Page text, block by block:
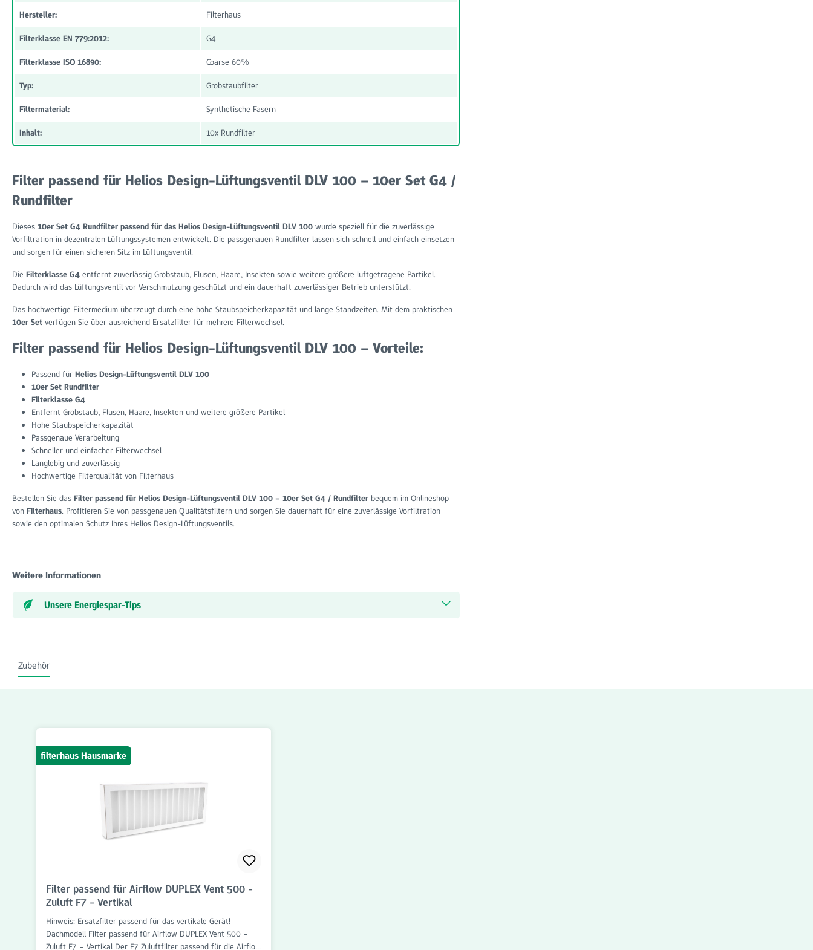
Hersteller: Filterhaus
Filterklasse EN 779:2012: G4
Filterklasse ISO 16890: Coarse 60%
Typ: Grobstaubfilter
Filtermaterial: Synthetische Fasern
Inhalt: 10x Rundfilter
Filter passend für Helios Design-Lüftungsventil DLV 100 – 10er Set G4 /
Rundfilter
Dieses 10er Set G4 Rundfilter passend für das Helios Design-Lüftungsventil DLV 100 wurde speziell für die zuverlässige
Vorfiltration in dezentralen Lüftungssystemen entwickelt. Die passgenauen Rundfilter lassen sich schnell und einfach einsetzen
und sorgen für einen sicheren Sitz im Lüftungsventil.
Die Filterklasse G4 entfernt zuverlässig Grobstaub, Flusen, Haare, Insekten sowie weitere größere luftgetragene Partikel.
Dadurch wird das Lüftungsventil vor Verschmutzung geschützt und ein dauerhaft zuverlässiger Betrieb unterstützt.
Das hochwertige Filtermedium überzeugt durch eine hohe Staubspeicherkapazität und lange Standzeiten. Mit dem praktischen
10er Set verfügen Sie über ausreichend Ersatzfilter für mehrere Filterwechsel.
Filter passend für Helios Design-Lüftungsventil DLV 100 – Vorteile:
Passend für Helios Design-Lüftungsventil DLV 100
10er Set Rundfilter
Filterklasse G4
Entfernt Grobstaub, Flusen, Haare, Insekten und weitere größere Partikel
Hohe Staubspeicherkapazität
Passgenaue Verarbeitung
Schneller und einfacher Filterwechsel
Langlebig und zuverlässig
Hochwertige Filterqualität von Filterhaus
Bestellen Sie das Filter passend für Helios Design-Lüftungsventil DLV 100 – 10er Set G4 / Rundfilter bequem im Onlineshop
von Filterhaus. Profitieren Sie von passgenauen Qualitätsfiltern und sorgen Sie dauerhaft für eine zuverlässige Vorfiltration
sowie den optimalen Schutz Ihres Helios Design-Lüftungsventils.
Weitere Informationen
Unsere Energiespar-Tips
Zubehör
filterhaus Hausmarke
Filter passend für Airflow DUPLEX Vent 500 -
Zuluft F7 - Vertikal
Hinweis: Ersatzfilter passend für das vertikale Gerät! -
Dachmodell Filter passend für Airflow DUPLEX Vent 500 –
Zuluft F7 – Vertikal Der F7 Zuluftfilter passend für die Airflow